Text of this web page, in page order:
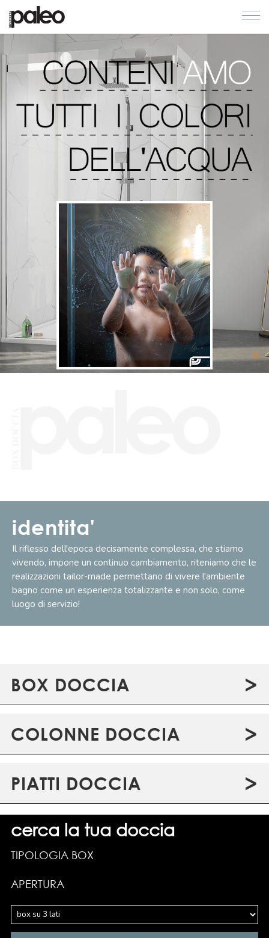
COLLEZIONI
AZIENDA
CONTATTI
CATALOGHI
QUALITA'
•
identita'
Il riflesso dell'epoca decisamente complessa, che stiamo
vivendo, impone un continuo cambiamento, riteniamo che le
realizzazioni tailor-made permettano di vivere l'ambiente
bagno come un esperienza totalizzante e non solo, come
luogo di servizio!
BOX DOCCIA >
COLONNE DOCCIA >
PIATTI DOCCIA >
cerca la tua doccia
TIPOLOGIA BOX
APERTURA